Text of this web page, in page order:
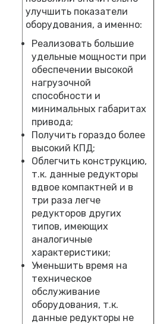
улучшить показатели
оборудования, а именно:
Реализовать большие
удельные мощности при
обеспечении высокой
нагрузочной
способности и
минимальных габаритах
привода;
Получить гораздо более
высокий КПД;
Облегчить конструкцию,
т.к. данные редукторы
вдвое компактней и в
три раза легче
редукторов других
типов, имеющих
аналогичные
характеристики;
Уменьшить время на
техническое
обслуживание
оборудования, т.к.
данные редукторы не